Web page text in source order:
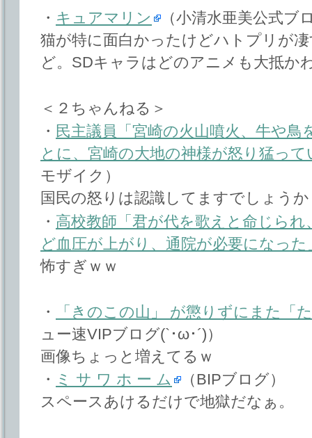
・ キュアマリン
（小清水亜美公式ブ
猫が特に面白かったけどハトプリが
ど。SDキャラはどのアニメも大抵か
＜２ちゃんねる＞
・ 民主議員「宮崎の火山噴火、牛や
とに、宮崎の大地の神様が怒り猛って
モザイク）
国民の怒りは認識してますでしょう
・ 高校教師「君が代を歌えと命じら
ど血圧が上がり、通院が必要になった
怖すぎｗｗ
・
「きのこの山」 が懲りずにまた「
ュー速VIPブログ(`･ω･´)）
画像ちょっと増えてるｗ
・ ミ サ ワ ホ ー ム
（BIPブログ）
スペースあけるだけで地獄だなぁ。